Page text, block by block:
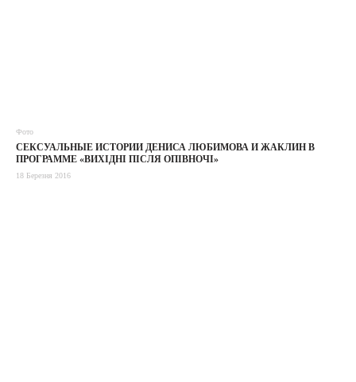
Фото
СЕКСУАЛЬНЫЕ ИСТОРИИ ДЕНИСА ЛЮБИМОВА И ЖАКЛИН В
ПРОГРАММЕ «ВИХІДНІ ПІСЛЯ ОПІВНОЧІ»
18 Березня 2016